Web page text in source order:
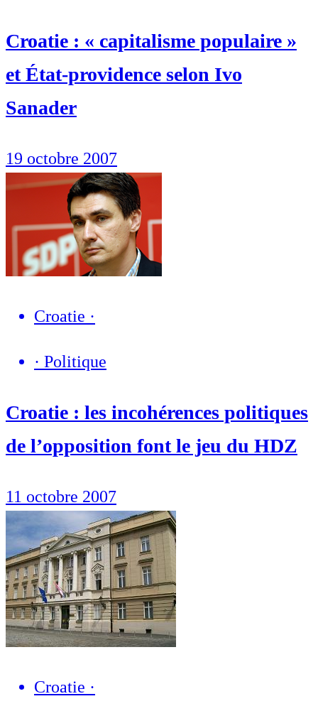
Croatie : « capitalisme populaire »
et État-providence selon Ivo
Sanader
19 octobre 2007
Croatie ·
· Politique
Croatie : les incohérences politiques
de l’opposition font le jeu du HDZ
11 octobre 2007
Croatie ·